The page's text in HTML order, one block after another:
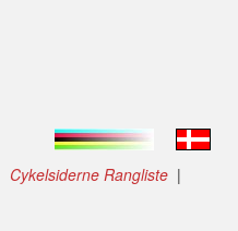
Cykelsiderne Rangliste |